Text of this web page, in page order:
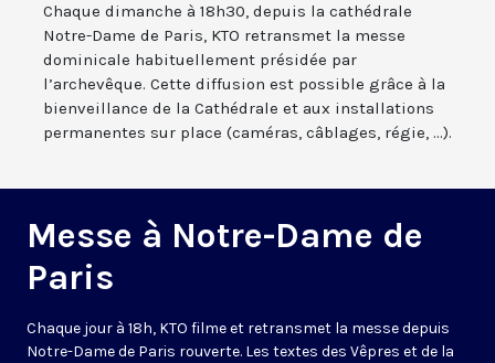
Chaque dimanche à 18h30, depuis la cathédrale
Notre-Dame de Paris, KTO retransmet la messe
dominicale habituellement présidée par
l’archevêque. Cette diffusion est possible grâce à la
bienveillance de la Cathédrale et aux installations
permanentes sur place (caméras, câblages, régie, ...).
Messe à Notre-Dame de
Paris
Chaque jour à 18h, KTO filme et retransmet la messe depuis
Notre-Dame de Paris rouverte. Les textes des Vêpres et de la